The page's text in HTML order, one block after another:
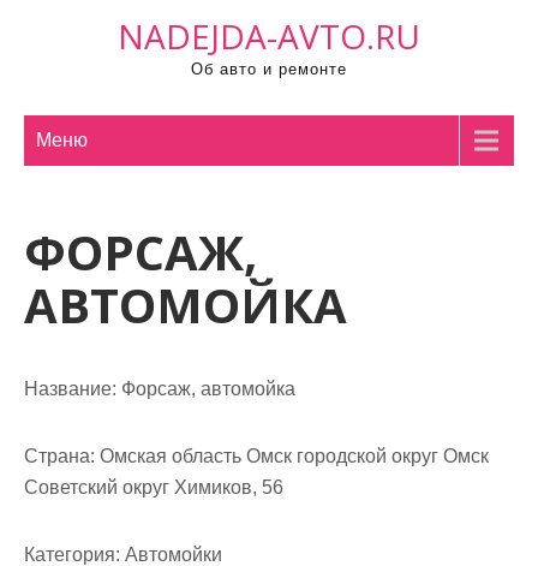
NADEJDA-AVTO.RU
Об авто и ремонте
Меню
ФОРСАЖ,
АВТОМОЙКА
Название: Форсаж, автомойка
Страна: Омская область Омск городской округ Омск
Советский округ Химиков, 56
Категория: Автомойки